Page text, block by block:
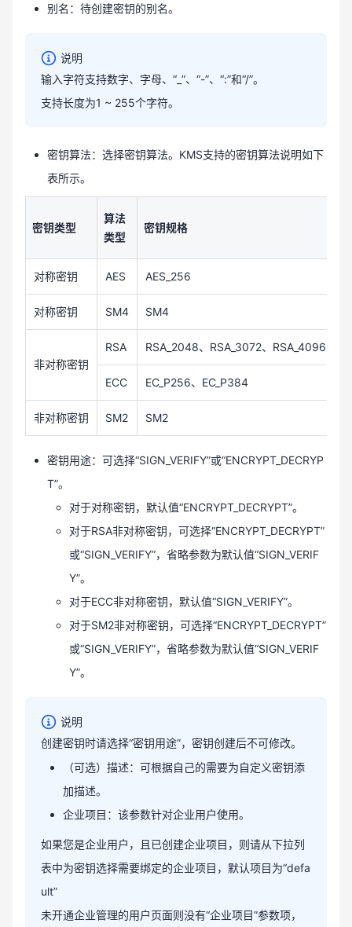
别名：待创建密钥的别名。
说明
输入字符支持数字、字母、“_”、“-”、“:”和“/”。
支持长度为1 ~ 255个字符。
密钥算法：选择密钥算法。KMS支持的密钥算法说明如下
表所示。
密钥类型
算法
类型
密钥规格
对称密钥 AES AES_256
对称密钥 SM4 SM4
非对称密钥
RSA RSA_2048、RSA_3072、RSA_4096
ECC EC_P256、EC_P384
非对称密钥 SM2 SM2
密钥用途：可选择“SIGN_VERIFY”或“ENCRYPT_DECRYP
T”。
对于对称密钥，默认值“ENCRYPT_DECRYPT”。
对于RSA非对称密钥，可选择“ENCRYPT_DECRYPT”
或“SIGN_VERIFY”，省略参数为默认值“SIGN_VERIF
Y”。
对于ECC非对称密钥，默认值“SIGN_VERIFY”。
对于SM2非对称密钥，可选择“ENCRYPT_DECRYPT”
或“SIGN_VERIFY”，省略参数为默认值“SIGN_VERIF
Y”。
说明
创建密钥时请选择“密钥用途”，密钥创建后不可修改。
（可选）描述：可根据自己的需要为自定义密钥添
加描述。
企业项目：该参数针对企业用户使用。
如果您是企业用户，且已创建企业项目，则请从下拉列
表中为密钥选择需要绑定的企业项目，默认项目为“defa
ult”
未开通企业管理的用户页面则没有“企业项目”参数项，